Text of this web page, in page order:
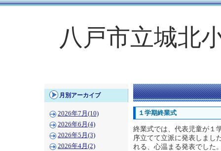
八戸市立城北
月別アーカイブ
2026年7月(10)
2026年6月(4)
2026年5月(3)
2026年4月(2)
１学期終業式
終業式では、代表児童が１
序立てて立派に発表しまし
れる、心温まる発表でした